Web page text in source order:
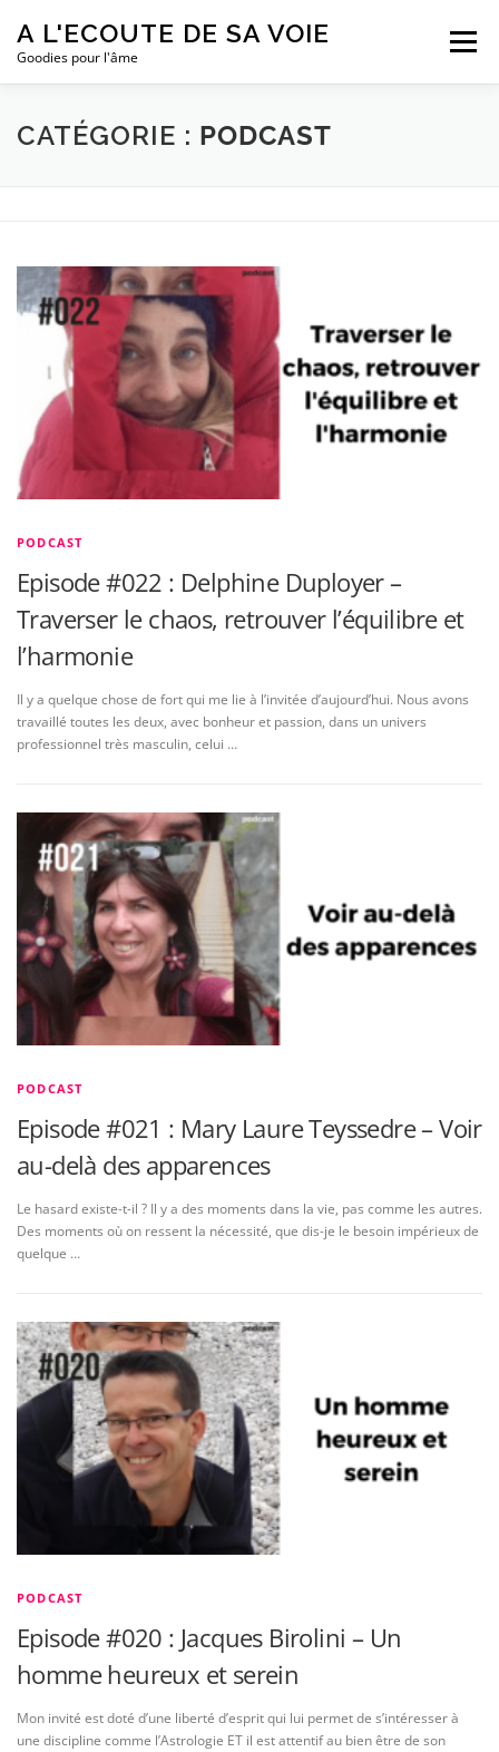
contenu
A L'ECOUTE DE SA VOIE
Goodies pour l'âme
Menu
LE PODCAST LES ÉPISODES ME CONNAÎTRE
CATÉGORIE : PODCAST
PODCAST
Episode #022 : Delphine Duployer –
Traverser le chaos, retrouver l’équilibre et
l’harmonie
Il y a quelque chose de fort qui me lie à l’invitée d’aujourd’hui. Nous avons
travaillé toutes les deux, avec bonheur et passion, dans un univers
professionnel très masculin, celui …
PODCAST
Episode #021 : Mary Laure Teyssedre – Voir
au-delà des apparences
Le hasard existe-t-il ? Il y a des moments dans la vie, pas comme les autres.
Des moments où on ressent la nécessité, que dis-je le besoin impérieux de
quelque …
PODCAST
Episode #020 : Jacques Birolini – Un
homme heureux et serein
Mon invité est doté d’une liberté d’esprit qui lui permet de s’intéresser à
une discipline comme l’Astrologie ET il est attentif au bien être de son